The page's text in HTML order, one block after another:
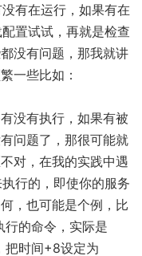
有在运行，如果有在
置试试，再就是检查
没有问题，那我就讲
一些比如：
没有执行，如果有被
问题了，那很可能就
对，在我的实践中遇
行的，即使你的服务
，也可能是个例，比
的命令，实际是
把时间+8设定为